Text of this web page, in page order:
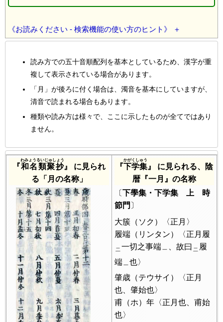
《お読みください - 検索機能の使い方のヒント》
読み方での五十音順配列を基本としているため、漢字が重
複して表示されている場合があります。
「月」が後ろに付く場合は、濁音を基本にしていますが、
清音で読まれる場合もあります。
種類や読み方は様々で、ここに示したものが全てではあり
ません。
『和名類聚抄
わみょうるいじゅしょう
』 に見られ
る「月の名称」
『下学集
かがくしゅう
』 に見られる、陰
暦『一月』の名称
〔下學集・下学集 上 時
節門 〕
大簇（ソク）〈正月〉
履端（リンタン）〈正月履
二 一切之事端一 、故曰 二 履
端一也〉
肇歳（テウサイ）〈正月
也、肇始也〉
甫（ホ）年〈正月也、甫始
也〉